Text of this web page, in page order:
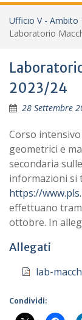
Ufficio V - Ambito
Laboratorio
2023/24
28 Settembre
Corso
geometrici e
secondaria
informazioni si
https://
effettuano
ottobre. In
Allegati
lab-
Condividi: